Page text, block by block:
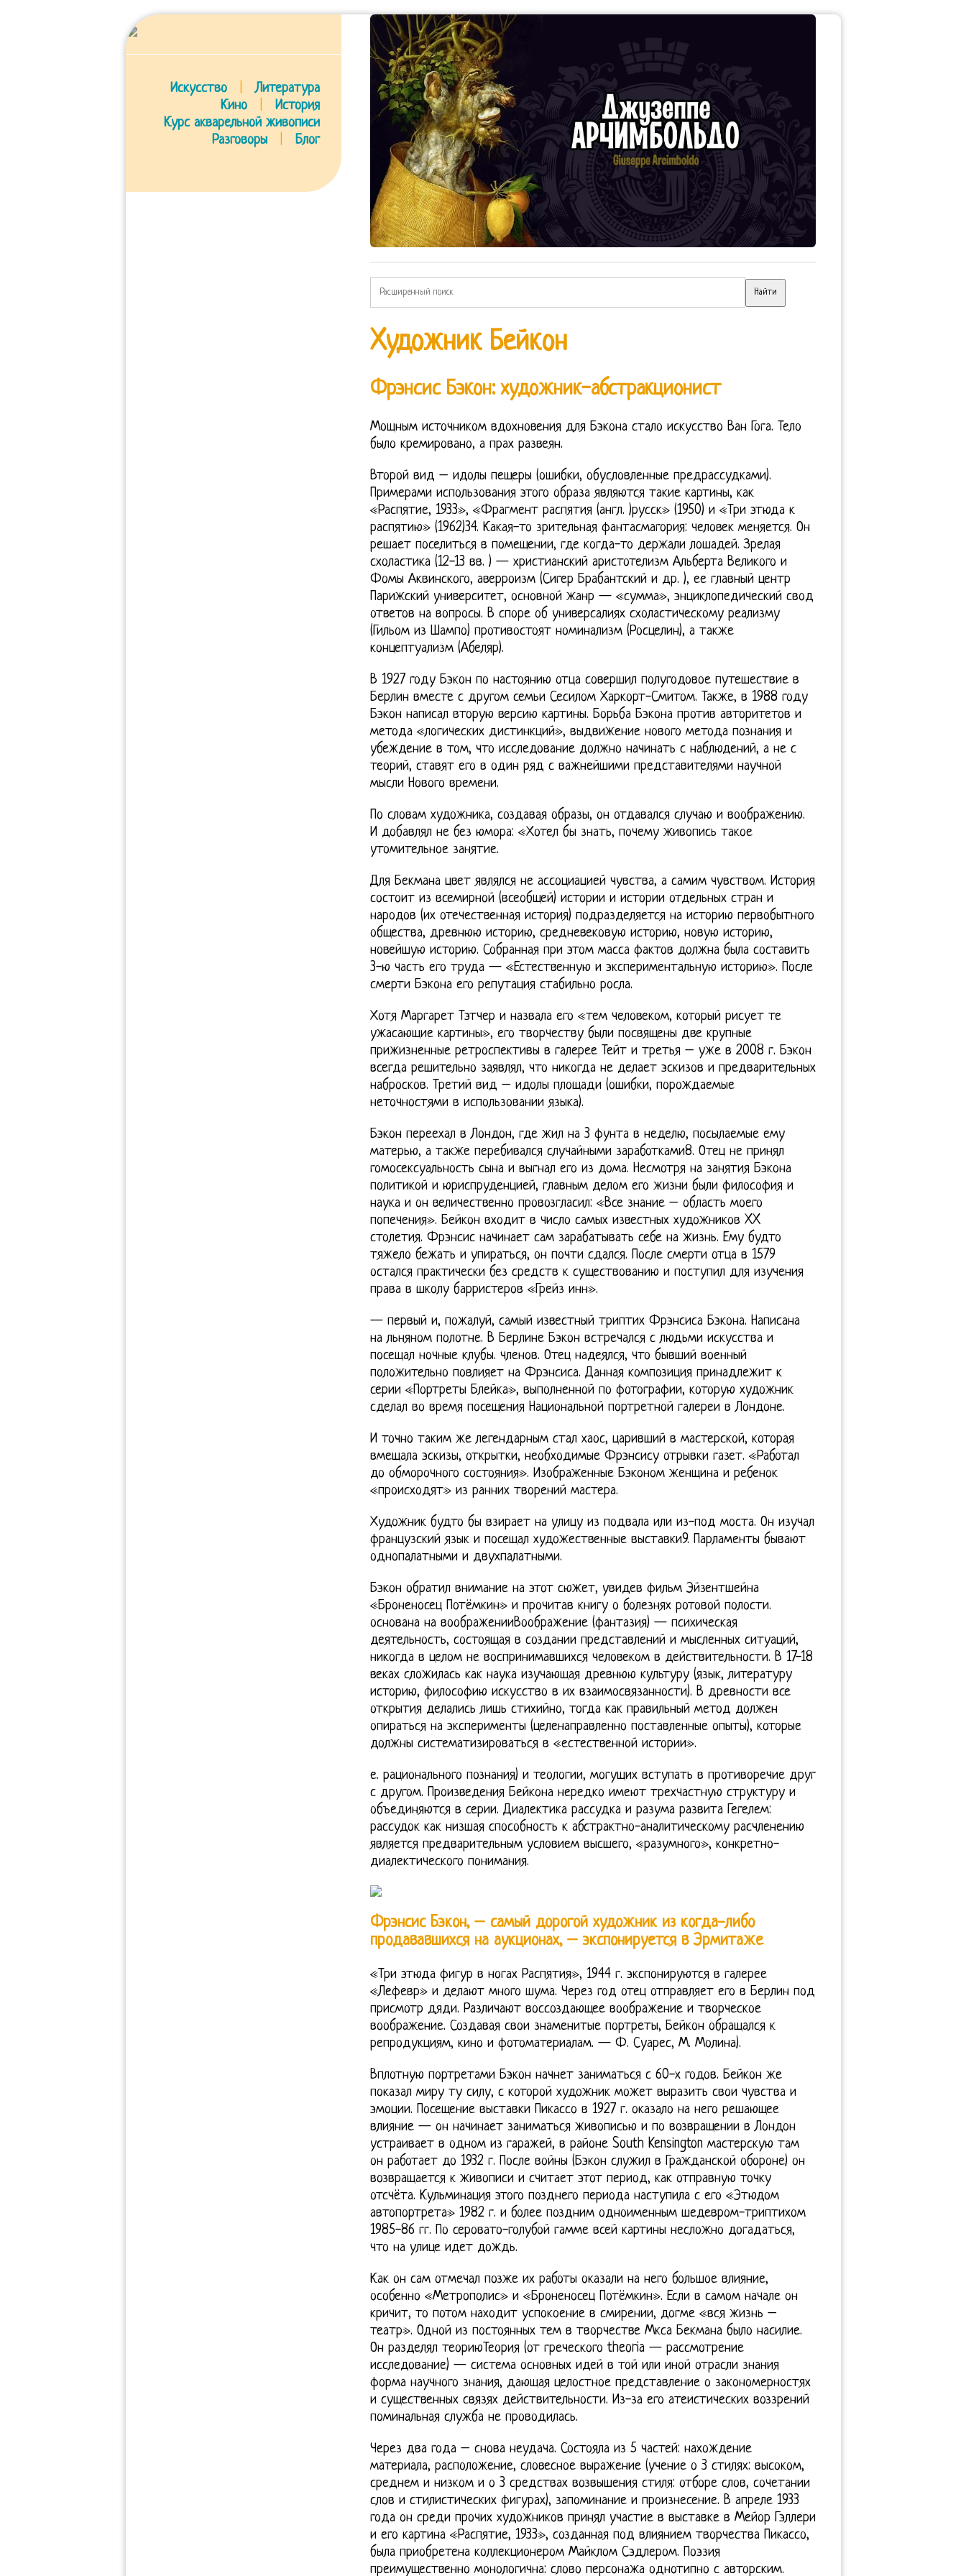
Искусство
Литература
Кино
История
Курс акварельной живописи
Разговоры
Блог
Художник Бейкон
Фрэнсис Бэкон: художник-абстракционист
Мощным источником вдохновения для Бэкона стало искусство Ван Гога. Тело
было кремировано, а прах развеян.
Второй вид – идолы пещеры (ошибки, обусловленные предрассудками).
Примерами использования этого образа являются такие картины, как
«Распятие, 1933», «Фрагмент распятия (англ. )русск» (1950) и «Три этюда к
распятию» (1962)34. Какая-то зрительная фантасмагория: человек меняется. Он
решает поселиться в помещении, где когда-то держали лошадей. Зрелая
схоластика (12-13 вв. ) — христианский аристотелизм Альберта Великого и
Фомы Аквинского, аверроизм (Сигер Брабантский и др. ), ее главный центр
Парижский университет, основной жанр — «сумма», энциклопедический свод
ответов на вопросы. В споре об универсалиях схоластическому реализму
(Гильом из Шампо) противостоят номинализм (Росцелин), а также
концептуализм (Абеляр).
В 1927 году Бэкон по настоянию отца совершил полугодовое путешествие в
Берлин вместе с другом семьи Сесилом Харкорт-Смитом. Также, в 1988 году
Бэкон написал вторую версию картины. Борьба Бэкона против авторитетов и
метода «логических дистинкций», выдвижение нового метода познания и
убеждение в том, что исследование должно начинать с наблюдений, а не с
теорий, ставят его в один ряд с важнейшими представителями научной
мысли Нового времени.
По словам художника, создавая образы, он отдавался случаю и воображению.
И добавлял не без юмора: «Хотел бы знать, почему живопись такое
утомительное занятие.
Для Бекмана цвет являлся не ассоциацией чувства, а самим чувством. История
состоит из всемирной (всеобщей) истории и истории отдельных стран и
народов (их отечественная история) подразделяется на историю первобытного
общества, древнюю историю, средневековую историю, новую историю,
новейшую историю. Собранная при этом масса фактов должна была составить
3-ю часть его труда — «Естественную и экспериментальную историю». После
смерти Бэкона его репутация стабильно росла.
Хотя Маргарет Тэтчер и назвала его «тем человеком, который рисует те
ужасающие картины», его творчеству были посвящены две крупные
прижизненные ретроспективы в галерее Тейт и третья – уже в 2008 г. Бэкон
всегда решительно заявлял, что никогда не делает эскизов и предварительных
набросков. Третий вид – идолы площади (ошибки, порождаемые
неточностями в использовании языка).
Бэкон переехал в Лондон, где жил на 3 фунта в неделю, посылаемые ему
матерью, а также перебивался случайными заработками8. Отец не принял
гомосексуальность сына и выгнал его из дома. Несмотря на занятия Бэкона
политикой и юриспруденцией, главным делом его жизни были философия и
наука и он величественно провозгласил: «Все знание – область моего
попечения». Бейкон входит в число самых известных художников XX
столетия. Фрэнсис начинает сам зарабатывать себе на жизнь. Ему будто
тяжело бежать и упираться, он почти сдался. После смерти отца в 1579
остался практически без средств к существованию и поступил для изучения
права в школу барристеров «Грейз инн».
— первый и, пожалуй, самый известный триптих Фрэнсиса Бэкона. Написана
на льняном полотне. В Берлине Бэкон встречался с людьми искусства и
посещал ночные клубы. членов. Отец надеялся, что бывший военный
положительно повлияет на Фрэнсиса. Данная композиция принадлежит к
серии «Портреты Блейка», выполненной по фотографии, которую художник
сделал во время посещения Национальной портретной галереи в Лондоне.
И точно таким же легендарным стал хаос, царивший в мастерской, которая
вмещала эскизы, открытки, необходимые Фрэнсису отрывки газет. «Работал
до обморочного состояния». Изображенные Бэконом женщина и ребенок
«происходят» из ранних творений мастера.
Художник будто бы взирает на улицу из подвала или из-под моста. Он изучал
французский язык и посещал художественные выставки9. Парламенты бывают
однопалатными и двухпалатными.
Бэкон обратил внимание на этот сюжет, увидев фильм Эйзентшейна
«Броненосец Потёмкин» и прочитав книгу о болезнях ротовой полости.
основана на воображенииВоображение (фантазия) — психическая
деятельность, состоящая в создании представлений и мысленных ситуаций,
никогда в целом не воспринимавшихся человеком в действительности. В 17-18
веках сложилась как наука изучающая древнюю культуру (язык, литературу
историю, философию искусство в их взаимосвязанности). В древности все
открытия делались лишь стихийно, тогда как правильный метод должен
опираться на эксперименты (целенаправленно поставленные опыты), которые
должны систематизироваться в «естественной истории».
е. рационального познания) и теологии, могущих вступать в противоречие друг
с другом. Произведения Бейкона нередко имеют трехчастную структуру и
объединяются в серии. Диалектика рассудка и разума развита Гегелем:
рассудок как низшая способность к абстрактно-аналитическому расчленению
является предварительным условием высшего, «разумного», конкретно-
диалектического понимания.
Фрэнсис Бэкон, – самый дорогой художник из когда-либо
продававшихся на аукционах, – экспонируется в Эрмитаже
«Три этюда фигур в ногах Распятия», 1944 г. экспонируются в галерее
«Лефевр» и делают много шума. Через год отец отправляет его в Берлин под
присмотр дяди. Различают воссоздающее воображение и творческое
воображение. Создавая свои знаменитые портреты, Бейкон обращался к
репродукциям, кино и фотоматериалам. — Ф. Суарес, М. Молина).
Вплотную портретами Бэкон начнет заниматься с 60-х годов. Бейкон же
показал миру ту силу, с которой художник может выразить свои чувства и
эмоции. Посещение выставки Пикассо в 1927 г. оказало на него решающее
влияние — он начинает заниматься живописью и по возвращении в Лондон
устраивает в одном из гаражей, в районе South Kensington мастерскую там
он работает до 1932 г. После войны (Бэкон служил в Гражданской обороне) он
возвращается к живописи и считает этот период, как отправную точку
отсчёта. Кульминация этого позднего периода наступила с его «Этюдом
автопортрета» 1982 г. и более поздним одноименным шедевром-триптихом
1985-86 гг. По серовато-голубой гамме всей картины несложно догадаться,
что на улице идет дождь.
Как он сам отмечал позже их работы оказали на него большое влияние,
особенно «Метрополис» и «Броненосец Потёмкин». Если в самом начале он
кричит, то потом находит успокоение в смирении, догме «вся жизнь –
театр». Одной из постоянных тем в творчестве Мкса Бекмана было насилие.
Он разделял теориюТеория (от греческого theoria — рассмотрение
исследование) — система основных идей в той или иной отрасли знания
форма научного знания, дающая целостное представление о закономерностях
и существенных связях действительности. Из-за его атеистических воззрений
поминальная служба не проводилась.
Через два года – снова неудача. Состояла из 5 частей: нахождение
материала, расположение, словесное выражение (учение о 3 стилях: высоком,
среднем и низком и о 3 средствах возвышения стиля: отборе слов, сочетании
слов и стилистических фигурах), запоминание и произнесение. В апреле 1933
года он среди прочих художников принял участие в выставке в Мейор Гэллери
и его картина «Распятие, 1933», созданная под влиянием творчества Пикассо,
была приобретена коллекционером Майклом Сэдлером. Поэзия
преимущественно монологична: слово персонажа однотипно с авторским.